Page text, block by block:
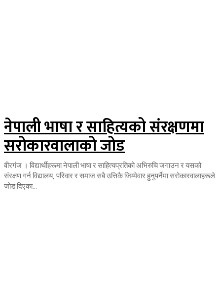
नेपाली भाषा र साहित्यको संरक्षणमा
सरोकारवालाको जोड
वीरगंज । विद्यार्थीहरूमा नेपाली भाषा र साहित्यप्रतिको अभिरुचि जगाउन र यसको
संरक्षण गर्न विद्यालय, परिवार र समाज सबै उत्तिकै जिम्मेवार हुनुपर्नेमा सरोकारवालाहरूले
जोड दिएका...